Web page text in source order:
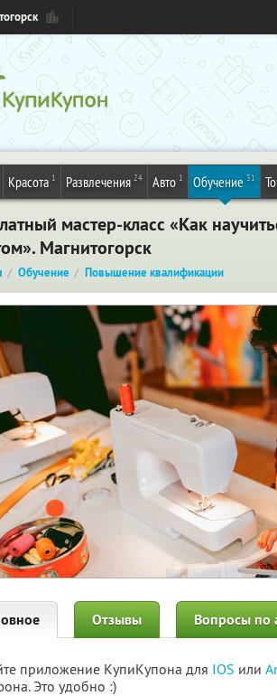
Красота 1 Развлечения 24 Авто 1 Обучение 31
мастер-класс «Как
Магнитогорск
Обучение Повышение квалификации
Отзывы Вопросы по
приложение КупиКупона для IOS или
Это удобно :)